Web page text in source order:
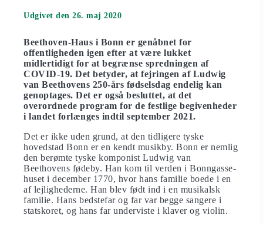
Udgivet den 26. maj 2020
Beethoven-Haus i Bonn er genåbnet for
offentligheden igen efter at være lukket
midlertidigt for at begrænse spredningen af
COVID-19. Det betyder, at fejringen af Ludwig
van Beethovens 250-års fødselsdag endelig kan
genoptages. Det er også besluttet, at det
overordnede program for de festlige begivenheder
i landet forlænges indtil september 2021.
Det er ikke uden grund, at den tidligere tyske
hovedstad Bonn er en kendt musikby. Bonn er nemlig
​​den berømte tyske komponist Ludwig van
Beethovens fødeby. Han kom til verden i Bonngasse-
huset i december 1770, hvor hans familie boede i en
af ​​lejlighederne. Han blev født ind i en musikalsk
familie. Hans bedstefar og far var begge sangere i
statskoret, og hans far underviste i klaver og violin.